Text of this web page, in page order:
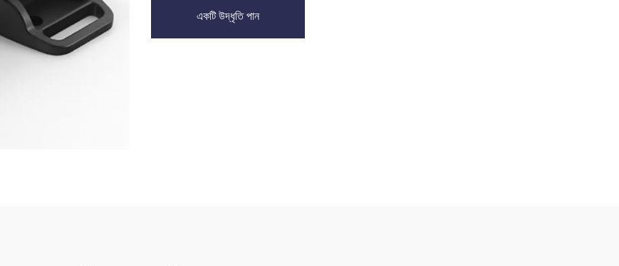
একটি উদ্ধৃতি পান